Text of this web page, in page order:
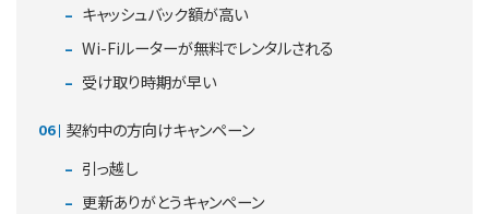
キャッシュバック額が高い
Wi-Fiルーターが無料でレンタルされる
受け取り時期が早い
契約中の方向けキャンペーン
引っ越し
更新ありがとうキャンペーン